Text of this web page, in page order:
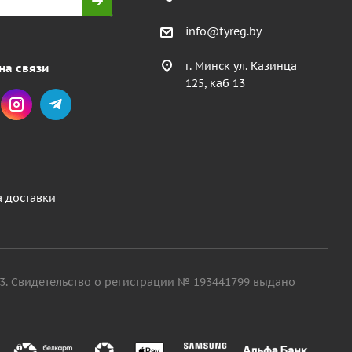
связи
доставки
info@tyreg.by
г. Минск ул. Казинца
125, каб 13
Свидетельство о регистрации № 193441799 выдано